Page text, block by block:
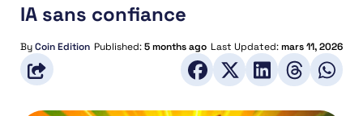
IA sans confiance
ByCoin Edition Published:5 months ago Last Updated:mars 11, 2026